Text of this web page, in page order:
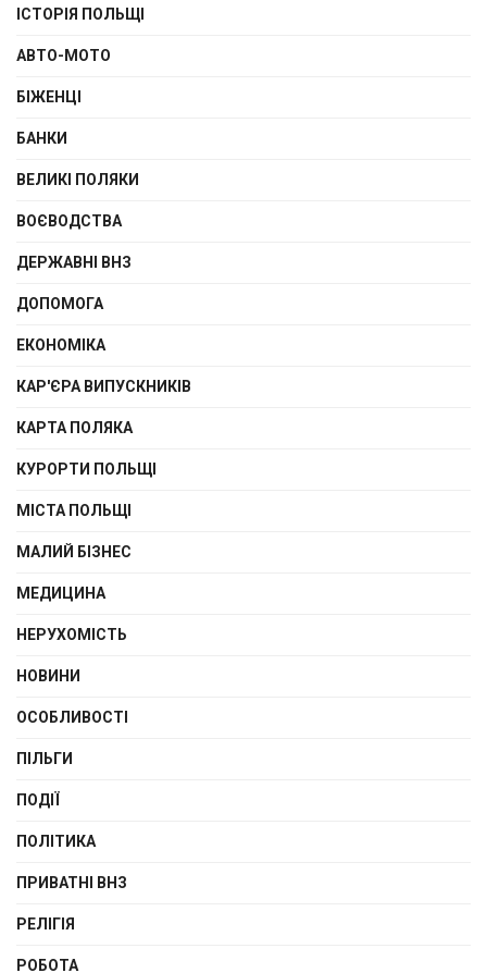
ІСТОРІЯ ПОЛЬЩІ
АВТО-МОТО
БІЖЕНЦІ
БАНКИ
ВЕЛИКІ ПОЛЯКИ
ВОЄВОДСТВА
ДЕРЖАВНІ ВНЗ
ДОПОМОГА
ЕКОНОМІКА
КАР'ЄРА ВИПУСКНИКІВ
КАРТА ПОЛЯКА
КУРОРТИ ПОЛЬЩІ
МІСТА ПОЛЬЩІ
МАЛИЙ БІЗНЕС
МЕДИЦИНА
НЕРУХОМІСТЬ
НОВИНИ
ОСОБЛИВОСТІ
ПІЛЬГИ
ПОДІЇ
ПОЛІТИКА
ПРИВАТНІ ВНЗ
РЕЛІГІЯ
РОБОТА